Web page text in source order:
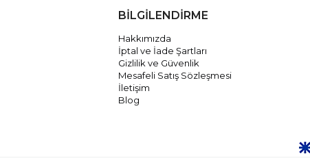
BİLGİLENDİRME
Hakkımızda
İptal ve İade Şartları
Gizlilik ve Güvenlik
Mesafeli Satış Sözleşmesi
İletişim
Blog